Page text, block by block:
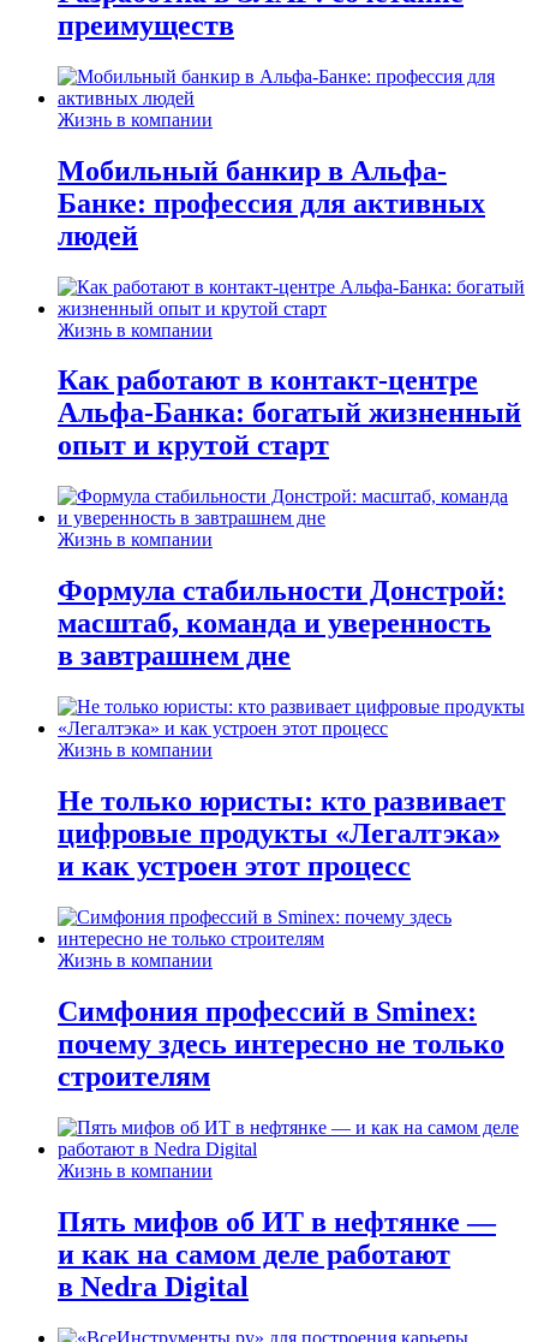
преимуществ
Жизнь в компании
Мобильный банкир в Альфа-
Банке: профессия для активных
людей
Жизнь в компании
Как работают в контакт-центре
Альфа-Банка: богатый жизненный
опыт и крутой старт
Жизнь в компании
Формула стабильности Донстрой:
масштаб, команда и уверенность
в завтрашнем дне
Жизнь в компании
Не только юристы: кто развивает
цифровые продукты «Легалтэка»
и как устроен этот процесс
Жизнь в компании
Симфония профессий в Sminex:
почему здесь интересно не только
строителям
Жизнь в компании
Пять мифов об ИТ в нефтянке —
и как на самом деле работают
в Nedra Digital